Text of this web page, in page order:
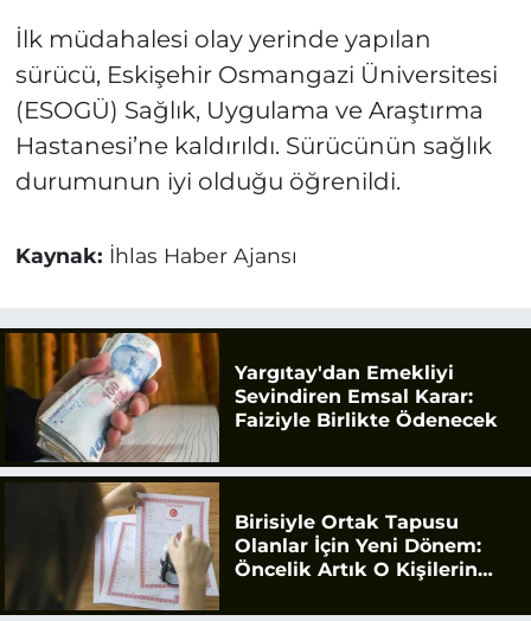
İlk müdahalesi olay yerinde yapılan
sürücü, Eskişehir Osmangazi Üniversitesi
(ESOGÜ) Sağlık, Uygulama ve Araştırma
Hastanesi’ne kaldırıldı. Sürücünün sağlık
durumunun iyi olduğu öğrenildi.
Kaynak: İhlas Haber Ajansı
Yargıtay'dan Emekliyi
Sevindiren Emsal Karar:
Faiziyle Birlikte Ödenecek
Birisiyle Ortak Tapusu
Olanlar İçin Yeni Dönem:
Öncelik Artık O Kişilerin